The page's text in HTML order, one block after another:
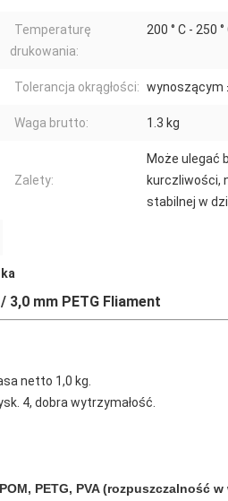
Temperaturę
drukowania:
200 ° C - 250 °
Tolerancja okrągłości: wynoszącym
Waga brutto: 1.3 kg
Zalety:
Może ulegać
kurczliwości,
stabilnej w
3,0 mm PETG Fliament
netto 1,0 kg.
4, dobra wytrzymałość.
PETG, PVA (rozpuszczalność